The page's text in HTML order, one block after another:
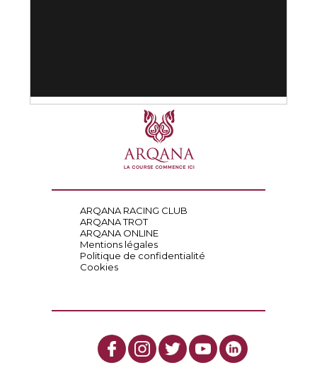
ARQANA RACING CLUB
ARQANA TROT
ARQANA ONLINE
Mentions légales
Politique de confidentialité
Cookies